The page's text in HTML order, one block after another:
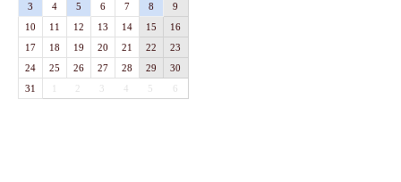
3
4 5 6 7 8
9
10
11 12 13 14 15
16
17
18 19 20 21 22
23
24
25 26 27 28 29
30
31
1 3 4 5 6